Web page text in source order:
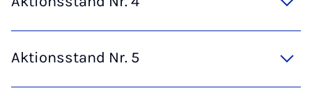
Aktionsstand Nr. 5